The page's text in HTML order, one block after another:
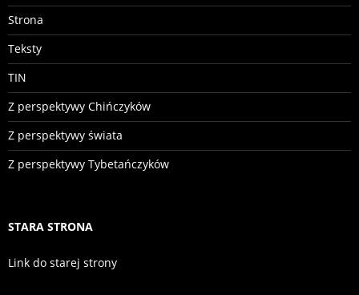
Strona
Teksty
TIN
Z perspektywy Chińczyków
Z perspektywy świata
Z perspektywy Tybetańczyków
STARA STRONA
Link do starej strony